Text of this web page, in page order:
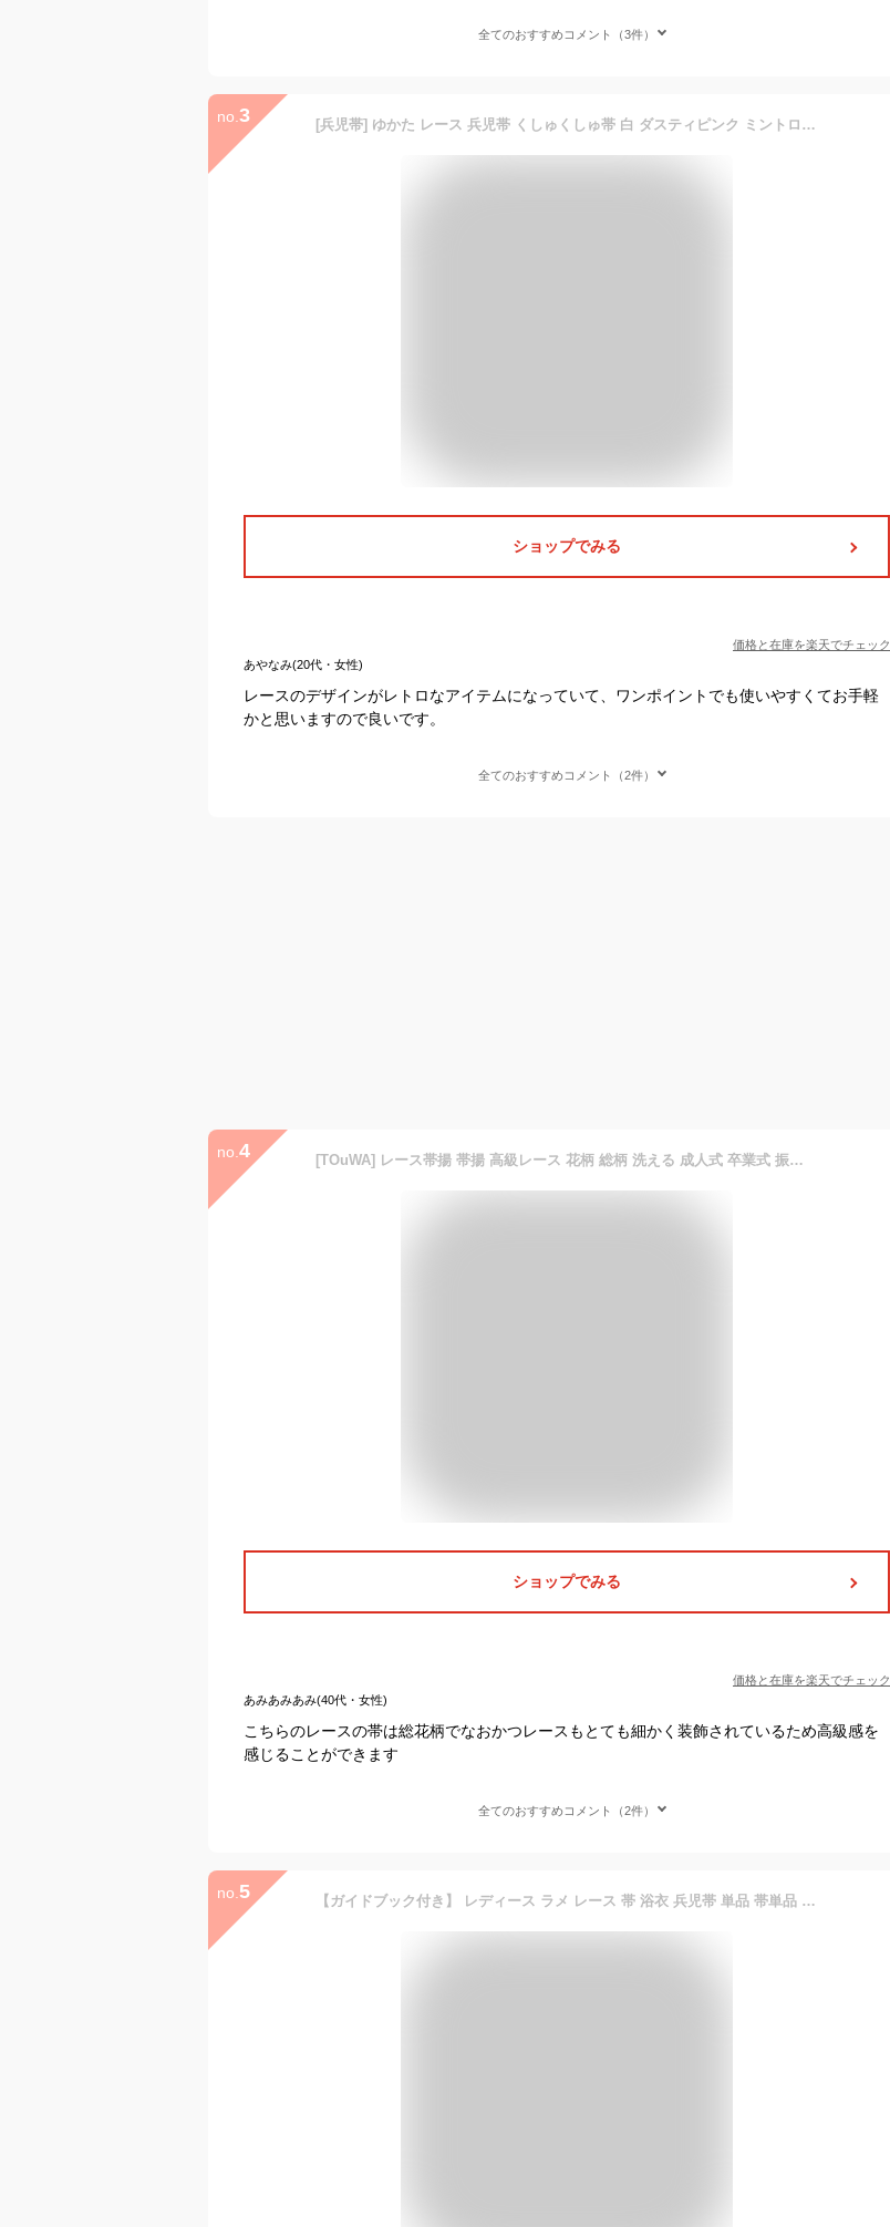
全てのおすすめコメント（3件）
no. 3 [兵児帯] ゆかた レース 兵児帯 くしゅくしゅ帯 白 ダスティピンク ミントローズゴールド 帯 刺繍 レース帯 浴衣 着物 振袖 お洒落 小物 レトロ モダン 和装 和服 大正ロマン 花火 お祭り 大人 レディース 簡単 低身長 高身長 中学生 高校生 大学生
ショップでみる
価格と在庫を楽天でチェック
あやなみ(20代・女性)
レースのデザインがレトロなアイテムになっていて、ワンポイントでも使いやすくてお手軽
かと思いますので良いです。
全てのおすすめコメント（2件）
no. 4 [TOuWA] レース帯揚 帯揚 高級レース 花柄 総柄 洗える 成人式 卒業式 振袖 浴衣 通年用 (黒)
ショップでみる
価格と在庫を楽天でチェック
あみあみあみ(40代・女性)
こちらのレースの帯は総花柄でなおかつレースもとても細かく装飾されているため高級感を
感じることができます
全てのおすすめコメント（2件）
no. 5 【ガイドブック付き】 レディース ラメ レース 帯 浴衣 兵児帯 単品 帯単品 飾り兵児帯 モノトーン くすみカラー パステルカラー ゆかた しわ兵児帯 大人可愛い お洒落 おしゃれ 華やか お祭り 花火大会 ホワイト ピンク ブラック 水色 アイボリー ネイビー グレー